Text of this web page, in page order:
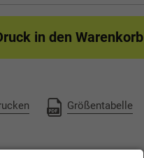
in den Warenkorb
Größentabelle